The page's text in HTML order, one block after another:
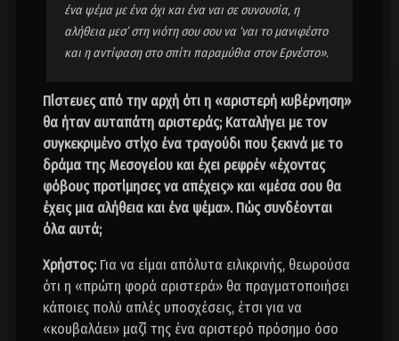
ένα ψέμα με ένα όχι και ένα ναι σε συνουσία, η
αλήθεια μεσ’ στη νιότη σου σου να ‘ναι το μανιφέστο
και η αντίφαση στο σπίτι παραμύθια στον Ερνέστο».
Πίστευες από την αρχή ότι η «αριστερή κυβέρνηση»
θα ήταν αυταπάτη αριστεράς; Καταλήγει με τον
συγκεκριμένο στίχο ένα τραγούδι που ξεκινά με το
δράμα της Μεσογείου και έχει ρεφρέν «έχοντας
φόβους προτίμησες να απέχεις» και «μέσα σου θα
έχεις μια αλήθεια και ένα ψέμα». Πώς συνδέονται
όλα αυτά;
Χρήστος:Για να είμαι απόλυτα ειλικρινής, θεωρούσα
ότι η «πρώτη φορά αριστερά» θα πραγματοποιήσει
κάποιες πολύ απλές υποσχέσεις, έτσι για να
«κουβαλάει» μαζί της ένα αριστερό πρόσημο όσο